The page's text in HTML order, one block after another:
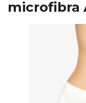
microfibra